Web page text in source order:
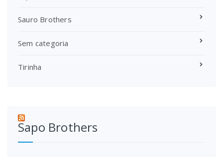
Sauro Brothers
Sem categoria
Tirinha
Sapo Brothers